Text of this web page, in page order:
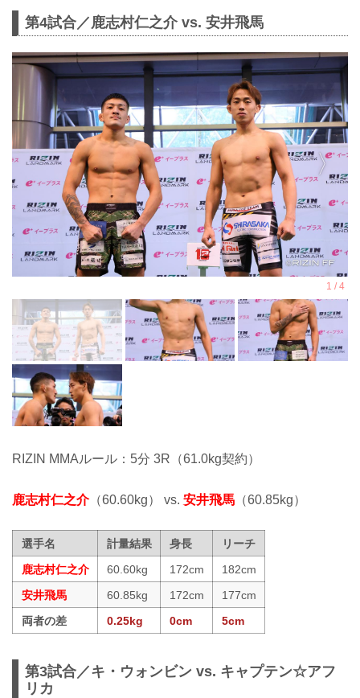
第4試合／鹿志村仁之介 vs. 安井飛馬
RIZIN MMAルール：5分 3R（61.0kg契約）
鹿志村仁之介（60.60kg） vs. 安井飛馬 （60.85kg）
選手名 計量結果 身長
リーチ
鹿志村仁之介
60.60kg 172cm
182cm
安井飛馬
60.85kg 172cm
177cm
両者の差
0.25kg 0cm 5cm
第3試合／キ・ウォンビン vs. キャプテン☆アフ
リカ